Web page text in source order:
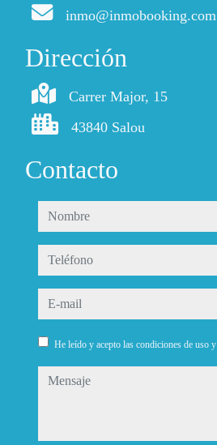
inmo@inmobooking.com
Dirección
Carrer Major, 15
43840 Salou
Contacto
nombre
teléfono
e-mail
He leído y acepto las condiciones de uso y
mensaje